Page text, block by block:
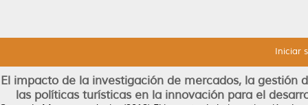
Iniciar
El impacto de la investigación de mercados, la
las políticas turísticas en la innovación para el